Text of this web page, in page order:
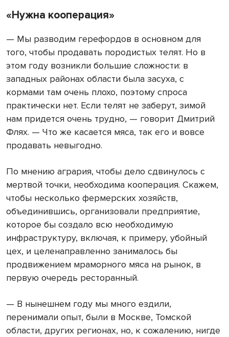
«Нужна кооперация»
— Мы разводим герефордов в основном для
того, чтобы продавать породистых телят. Но в
этом году возникли большие сложности: в
западных районах области была засуха, с
кормами там очень плохо, поэтому спроса
практически нет. Если телят не заберут, зимой
нам придется очень трудно, — говорит Дмитрий
Флях. — Что же касается мяса, так его и вовсе
продавать невыгодно.
По мнению агрария, чтобы дело сдвинулось с
мертвой точки, необходима кооперация. Скажем,
чтобы несколько фермерских хозяйств,
объединившись, организовали предприятие,
которое бы создало всю необходимую
инфраструктуру, включая, к примеру, убойный
цех, и целенаправленно занималось бы
продвижением мраморного мяса на рынок, в
первую очередь ресторанный.
— В нынешнем году мы много ездили,
перенимали опыт, были в Москве, Томской
области, других регионах, но, к сожалению, нигде